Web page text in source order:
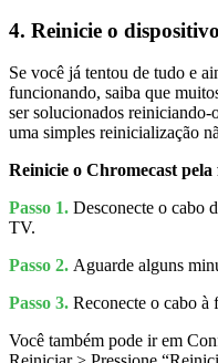
4. Reinicie o
Se você já tentou de tudo e
funcionando, saiba que
ser solucionados
uma simples reinicialização
Reinicie o Chromecast
Passo 1. Desconecte o cabo
TV.
Passo 2. Aguarde alguns
Passo 3. Reconecte o cabo à
Você também pode ir em